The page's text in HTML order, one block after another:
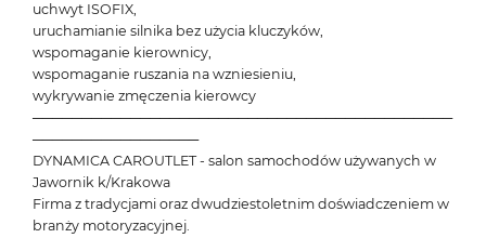
uchwyt ISOFIX,
uruchamianie silnika bez użycia kluczyków,
wspomaganie kierownicy,
wspomaganie ruszania na wzniesieniu,
wykrywanie zmęczenia kierowcy
───────────────────────────────────────────
─────────────────
DYNAMICA CAROUTLET - salon samochodów używanych w
Jawornik k/Krakowa
Firma z tradycjami oraz dwudziestoletnim doświadczeniem w
branży motoryzacyjnej.